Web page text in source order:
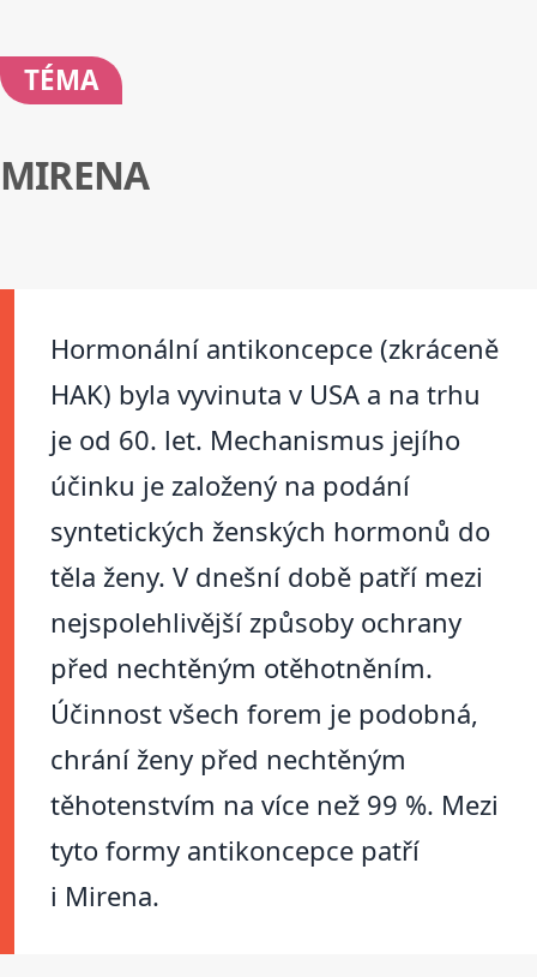
TÉMA
MIRENA
Hormonální antikoncepce (zkráceně
HAK) byla vyvinuta v USA a na trhu
je od 60. let. Mechanismus jejího
účinku je založený na podání
syntetických ženských hormonů do
těla ženy. V dnešní době patří mezi
nejspolehlivější způsoby ochrany
před nechtěným otěhotněním.
Účinnost všech forem je podobná,
chrání ženy před nechtěným
těhotenstvím na více než 99 %. Mezi
tyto formy antikoncepce patří
i Mirena.